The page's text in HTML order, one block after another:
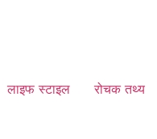
लाइफ स्टाइल रोचक तथ्य